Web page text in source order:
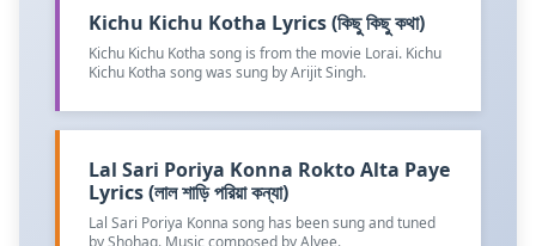
Kichu Kichu Kotha Lyrics (কিছু কিছু কথা)
Kichu Kichu Kotha song is from the movie Lorai. Kichu
Kichu Kotha song was sung by Arijit Singh.
Lal Sari Poriya Konna Rokto Alta Paye
Lyrics (লাল শাড়ি পরিয়া কন্যা)
Lal Sari Poriya Konna song has been sung and tuned